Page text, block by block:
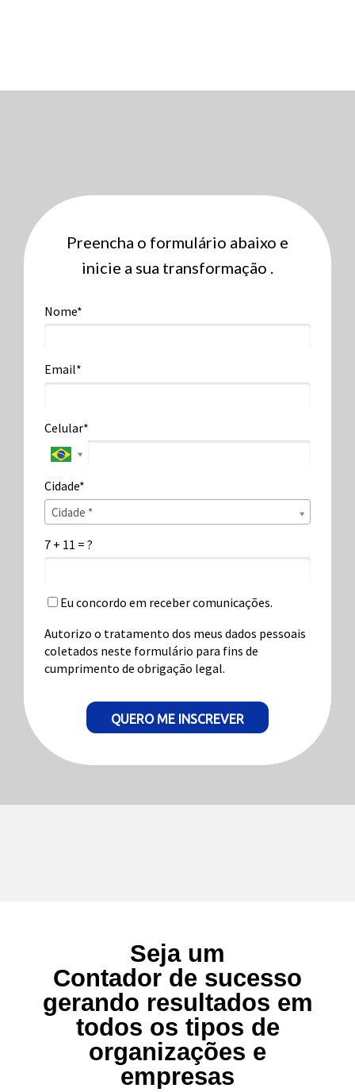
Preencha o formulário abaixo e
inicie a sua transformação .
Nome*
Email*
Celular*
Cidade*
Cidade *
Cidade*
7 + 11 = ?
Eu concordo em receber comunicações.
Autorizo o tratamento dos meus dados pessoais
coletados neste formulário para fins de
cumprimento de obrigação legal.
QUERO ME INSCREVER
Seja um
Contador de sucesso
gerando resultados em
todos os tipos de
organizações e
empresas